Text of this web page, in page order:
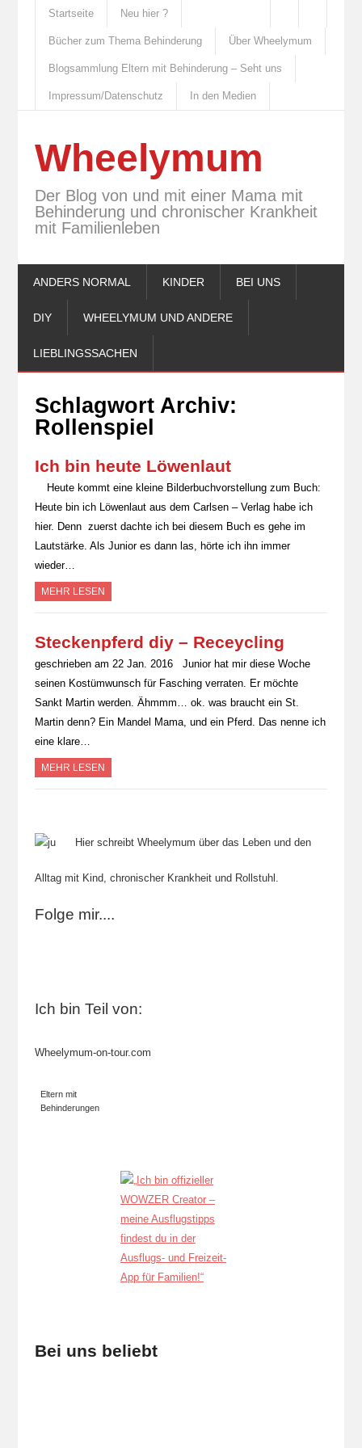
Startseite Neu hier ?
Bücher zum Thema Behinderung Über Wheelymum
Blogsammlung Eltern mit Behinderung – Seht uns
Impressum/Datenschutz In den Medien
Wheelymum
Der Blog von und mit einer Mama mit
Behinderung und chronischer Krankheit
mit Familienleben
ANDERS NORMAL KINDER BEI UNS
DIY WHEELYMUM UND ANDERE
LIEBLINGSSACHEN
Schlagwort Archiv:
Rollenspiel
Ich bin heute Löwenlaut
Heute kommt eine kleine Bilderbuchvorstellung zum Buch:
Heute bin ich Löwenlaut aus dem Carlsen – Verlag habe ich
hier. Denn zuerst dachte ich bei diesem Buch es gehe im
Lautstärke. Als Junior es dann las, hörte ich ihn immer
wieder…
MEHR LESEN
Steckenpferd diy – Receycling
geschrieben am 22 Jan. 2016 Junior hat mir diese Woche
seinen Kostümwunsch für Fasching verraten. Er möchte
Sankt Martin werden. Ähmmm… ok. was braucht ein St.
Martin denn? Ein Mandel Mama, und ein Pferd. Das nenne ich
eine klare…
MEHR LESEN
Hier schreibt Wheelymum über das Leben und den
Alltag mit Kind, chronischer Krankheit und Rollstuhl.
Folge mir....
Ich bin Teil von:
Wheelymum-on-tour.com
Eltern mit
Behinderungen
Bei uns beliebt